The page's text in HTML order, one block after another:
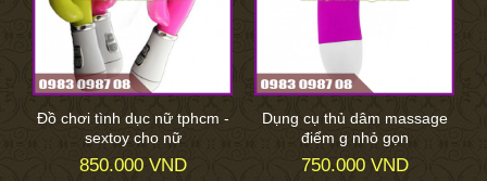
Đồ chơi tình dục nữ tphcm -
sextoy cho nữ
850.000 VND
Dụng cụ thủ dâm massage
điểm g nhỏ gọn
750.000 VND